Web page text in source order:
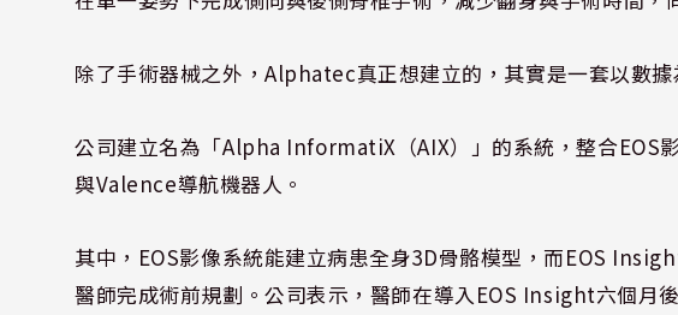
除了手術器械之外，Alphatec真正想建立的，其實是一套以數據
公司建立名為「Alpha InformatiX（AIX）」的系統，整合EOS
與Valence導航機器人。
其中，EOS影像系統能建立病患全身3D骨骼模型，而EOS
醫師完成術前規劃。公司表示，醫師在導入EOS Insight六個月